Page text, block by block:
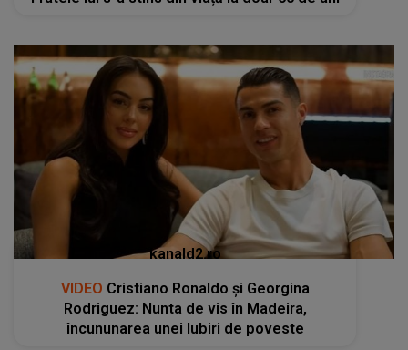
kanald2.ro
VIDEO Cristiano Ronaldo și Georgina
Rodriguez: Nunta de vis în Madeira,
încununarea unei Iubiri de poveste